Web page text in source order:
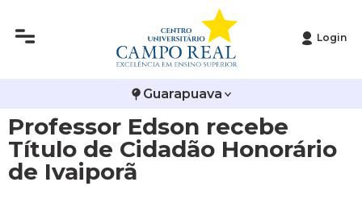
Login
Guarapuava
Professor Edson recebe
Título de Cidadão Honorário
de Ivaiporã
Infraestrutura
Editais
Arquitetura e Urbanismo
Biomedicina
Ciências Contábeis
Vestibular de Inverno
Vestibular de Medicina
2ª Via de Boleto
Atestado de Matrícula
Atividades Complementares e Sociais
Biblioteca
Avalie a Campo Real
Bolsas e Incentivos
CPA
COLAP